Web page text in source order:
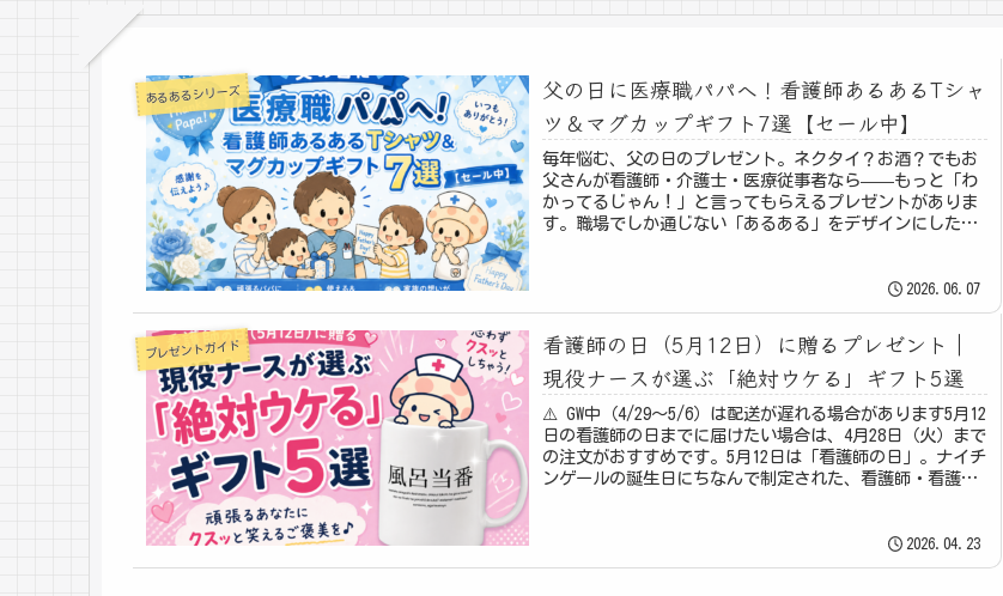
あるあるシリーズ
父の日に医療職パパへ！看護師あるあるTシャ
ツ＆マグカップギフト7選【セール中】
毎年悩む、父の日のプレゼント。ネクタイ？お酒？でもお
父さんが看護師・介護士・医療従事者なら——もっと「わ
かってるじゃん！」と言ってもらえるプレゼントがありま
す。職場でしか通じない「あるある」をデザインにしたメ
2026.06.07
プレゼントガイド
看護師の日（5月12日）に贈るプレゼント｜
現役ナースが選ぶ「絶対ウケる」ギフト5選
⚠️ GW中（4/29〜5/6）は配送が遅れる場合があります5月12
日の看護師の日までに届けたい場合は、4月28日（火）まで
の注文がおすすめです。5月12日は「看護師の日」。ナイチ
ンゲールの誕生日にちなんで制定された、看護師・看護学
2026.04.23